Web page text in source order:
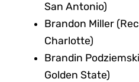
San Antonio)
Brandon Miller
Charlotte)
Brandin
Golden State)